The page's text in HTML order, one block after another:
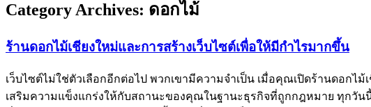
Category Archives: ดอกไม้
ร้านดอกไม้เชียงใหม่และการสร้างเว็บไซต์เพื่อให้มีกำไรมากขึ้น
เว็บไซต์ไม่ใช่ตัวเลือกอีกต่อไป พวกเขามีความจำเป็น เมื่อคุณเปิดร้านดอก
เสริมความแข็งแกร่งให้กับสถานะของคุณในฐานะธุรกิจที่ถูกกฎหมาย ทุกวัน